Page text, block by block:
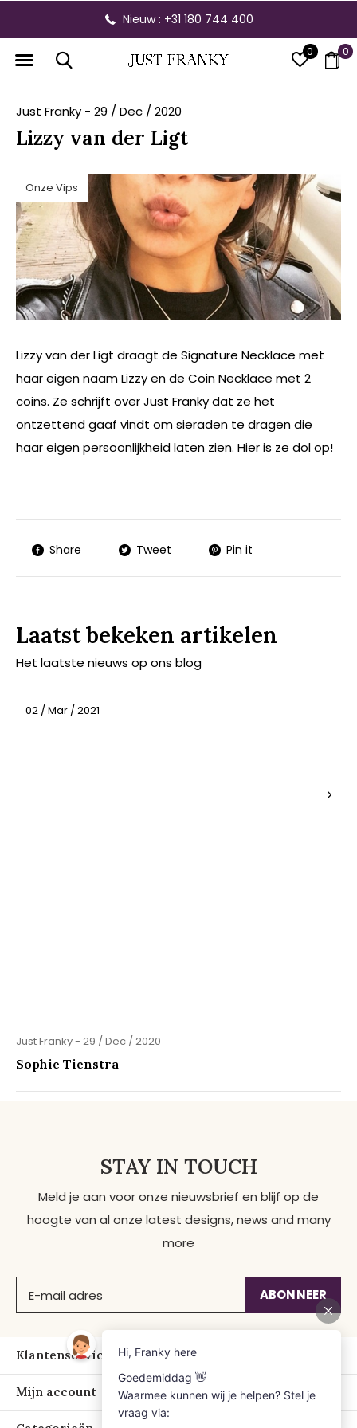
0 0
Nieuw : +31 180 744 400
Just Franky - 29 / Dec / 2020
Lizzy van der Ligt
Onze Vips
Lizzy van der Ligt draagt de Signature Necklace met
haar eigen naam Lizzy en de Coin Necklace met 2
coins. Ze schrijft over Just Franky dat ze het
ontzettend gaaf vindt om sieraden te dragen die
haar eigen persoonlijkheid laten zien. Hier is ze dol op!
Share Tweet Pin it
Laatst bekeken artikelen
Het laatste nieuws op ons blog
02 / Mar / 2021
Just Franky - 29 / Dec / 2020
Sophie Tienstra
STAY IN TOUCH
Meld je aan voor onze nieuwsbrief en blijf op de
hoogte van al onze latest designs, news and many
more
ABONNEER
Klantenservice
Mijn account